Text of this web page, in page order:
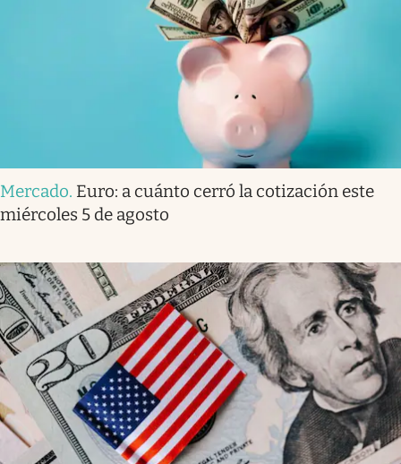
Mercado. Euro: a cuánto cerró la cotización este
miércoles 5 de agosto